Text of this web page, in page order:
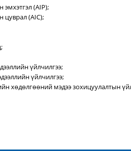
эмхэтгэл (AIP);
цуврал (AIC);
үйлчилгээ;
үйлчилгээ;
хөдөлгөөний мэдээ зохицуулалтын